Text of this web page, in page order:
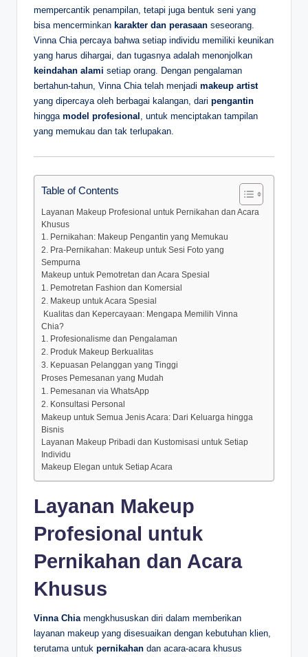
mempercantik penampilan, tetapi juga bentuk seni yang
bisa mencerminkan karakter dan perasaan seseorang.
Vinna Chia percaya bahwa setiap individu memiliki keunikan
yang harus dihargai, dan tugasnya adalah menonjolkan
keindahan alami setiap orang. Dengan pengalaman
bertahun-tahun, Vinna Chia telah menjadi makeup artist
yang dipercaya oleh berbagai kalangan, dari pengantin
hingga model profesional
, untuk menciptakan tampilan
yang memukau dan tak terlupakan.
Table of Contents
Layanan Makeup Profesional untuk Pernikahan dan Acara
Khusus
1. Pernikahan: Makeup Pengantin yang Memukau
2. Pra-Pernikahan: Makeup untuk Sesi Foto yang
Sempurna
Makeup untuk Pemotretan dan Acara Spesial
1. Pemotretan Fashion dan Komersial
2. Makeup untuk Acara Spesial
‍ Kualitas dan Kepercayaan: Mengapa Memilih Vinna
Chia?
1. Profesionalisme dan Pengalaman
2. Produk Makeup Berkualitas
3. Kepuasan Pelanggan yang Tinggi
Proses Pemesanan yang Mudah
1. Pemesanan via WhatsApp
2. Konsultasi Personal
Makeup untuk Semua Jenis Acara: Dari Keluarga hingga
Bisnis
Layanan Makeup Pribadi dan Kustomisasi untuk Setiap
Individu
Makeup Elegan untuk Setiap Acara
Layanan Makeup
Profesional untuk
Pernikahan dan Acara
Khusus
Vinna Chia mengkhususkan diri dalam memberikan
layanan makeup yang disesuaikan dengan kebutuhan klien,
terutama untuk pernikahan dan acara-acara khusus